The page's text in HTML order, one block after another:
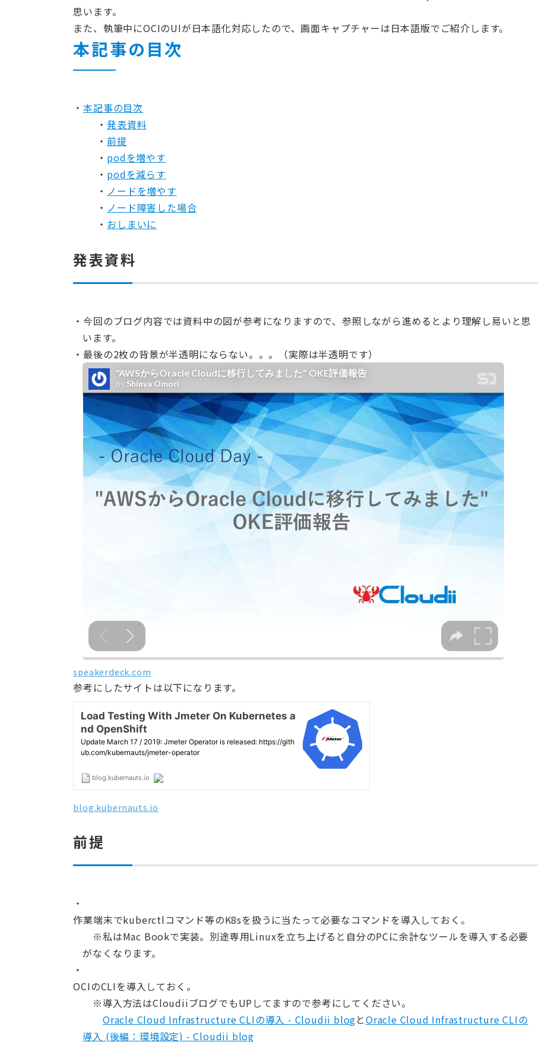
思います。
また、執筆中にOCIのUIが日本語化対応したので、画面キャプチャーは日本語版でご紹介します。
本記事の目次
本記事の目次
発表資料
前提
podを増やす
podを減らす
ノードを増やす
ノード障害した場合
おしまいに
発表資料
今回のブログ内容では資料中の図が参考になりますので、参照しながら進めるとより理解し易いと思
います。
最後の2枚の背景が半透明にならない。。。（実際は半透明です）
speakerdeck.com
参考にしたサイトは以下になります。
blog.kubernauts.io
前提
作業端末でkuberctlコマンド等のK8sを扱うに当たって必要なコマンドを導入しておく。
※私はMac Bookで実装。別途専用Linuxを立ち上げると自分のPCに余計なツールを導入する必要
がなくなります。
OCIのCLIを導入しておく。
※導入方法はCloudiiブログでもUPしてますので参考にしてください。
Oracle Cloud Infrastructure CLIの導入 - Cloudii blogとOracle Cloud Infrastructure CLIの
導入 (後編：環境設定) - Cloudii blog